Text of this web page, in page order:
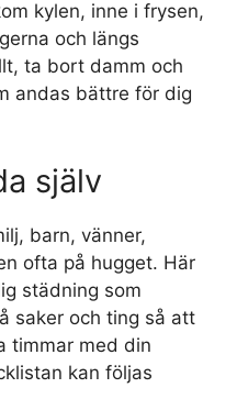
kylen, inne i frysen,
och längs
ta bort damm och
andas bättre för dig
själv
barn, vänner,
ofta på hugget. Här
städning som
saker och ting så att
timmar med din
kan följas